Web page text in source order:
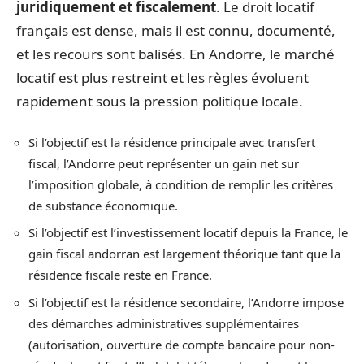
juridiquement et fiscalement. Le droit locatif
français est dense, mais il est connu, documenté,
et les recours sont balisés. En Andorre, le marché
locatif est plus restreint et les règles évoluent
rapidement sous la pression politique locale.
Si l’objectif est la résidence principale avec transfert
fiscal, l’Andorre peut représenter un gain net sur
l’imposition globale, à condition de remplir les critères
de substance économique.
Si l’objectif est l’investissement locatif depuis la France, le
gain fiscal andorran est largement théorique tant que la
résidence fiscale reste en France.
Si l’objectif est la résidence secondaire, l’Andorre impose
des démarches administratives supplémentaires
(autorisation, ouverture de compte bancaire pour non-